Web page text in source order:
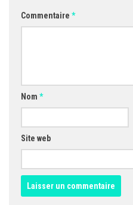
Commentaire *
Nom *
Site web